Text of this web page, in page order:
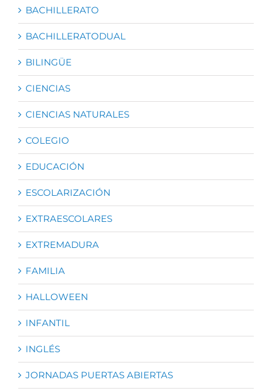
BACHILLERATO
BACHILLERATODUAL
BILINGÜE
CIENCIAS
CIENCIAS NATURALES
COLEGIO
EDUCACIÓN
ESCOLARIZACIÓN
EXTRAESCOLARES
EXTREMADURA
FAMILIA
HALLOWEEN
INFANTIL
INGLÉS
JORNADAS PUERTAS ABIERTAS